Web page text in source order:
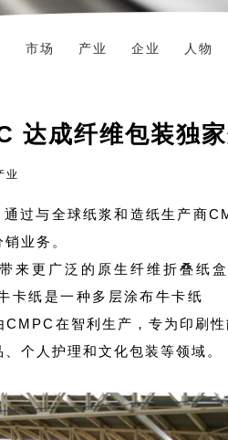
市场 产业 企业 人物
达成纤维包装独
业
过与全球纸浆和造纸生产商
业务。
来更广泛的原生纤维折叠纸
卡纸是一种多层涂布牛卡纸
在智利生产，专为印刷
个人护理和文化包装等领域。